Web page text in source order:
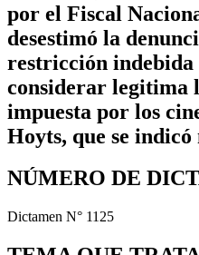
por el Fiscal
desestimó la
restricción indebida
considerar legitima
impuesta por los
Hoyts, que se
NÚMERO DE
Dictamen N° 1125